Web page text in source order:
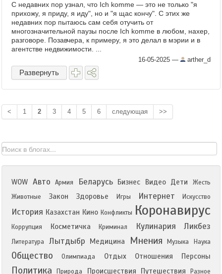
С недавних пор узнал, что Ich komme — это не только "я
прихожу, я приду, я иду", но и "я щас кончу". С этих же
недавних пор пытаюсь сам себя отучить от
многозначительной паузы после Ich komme в любом, нахер,
разговоре. Позавчера, к примеру, я это делал в мэрии и в
агентстве недвижимости. ...
16-05-2025 — arther_d
Развернуть
< 1 2 3 4 5 6 следующая >>
WOW Авто Армия Беларусь Бизнес Видео Дети
Жесть
Животные
Закон Здоровье Игры Интернет Искусство
История Казахстан Кино Конфликты Коронавирус
Коррупция Косметичка Криминал Кулинария Ликбез
Литература Лытдыбр Медицина Мнения Музыка Наука
Общество Олимпиада Отдых Отношения Персоны
Политика Природа Происшествия Путешествия Разное